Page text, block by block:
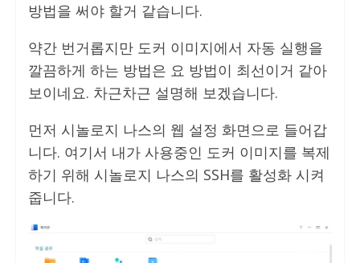
방법을 써야 할거 같습니다.
약간 번거롭지만 도커 이미지에서 자동 실행을
깔끔하게 하는 방법은 요 방법이 최선이거 같아
보이네요. 차근차근 설명해 보겠습니다.
먼저 시놀로지 나스의 웹 설정 화면으로 들어갑
니다. 여기서 내가 사용중인 도커 이미지를 복제
하기 위해 시놀로지 나스의 SSH를 활성화 시켜
줍니다.